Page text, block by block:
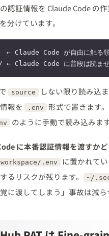
認証情報を Claude Code の
分けています。
Code が自由に触る領域（
source
しない限り読み込
報を
.env 形式で置きます
のように手動で読み込みま
に本番認証情報を渡すか
.env
に置かれて
るリスクが残ります。
~/
に渡してしまう」事故は減ら